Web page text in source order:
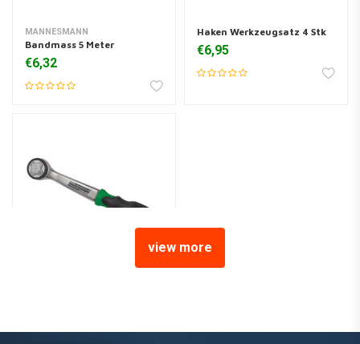
MANNESMANN
Bandmass 5 Meter
€6,32
Haken Werkzeugsatz 4 Stk
€6,95
view more